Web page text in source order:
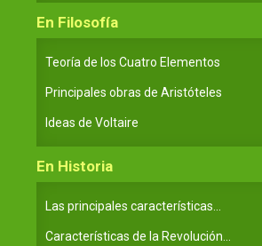
En Filosofía
Teoría de los Cuatro Elementos
Principales obras de Aristóteles
Ideas de Voltaire
En Historia
Las principales características...
Características de la Revolución...